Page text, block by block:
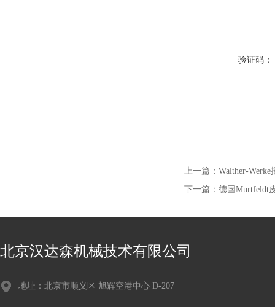
验证码：
上一篇： Walther-Werke
下一篇： 德国Murtfeldt
北京汉达森机械技术有限公司
地址：北京市顺义区 旭辉空港中心 D-207